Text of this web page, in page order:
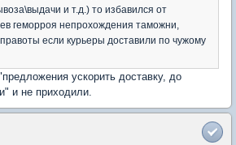
и т.д.) то избавился от
геморроя непрохождения таможни,
если курьеры доставили по чужому
ускорить доставку, до
и не приходили.